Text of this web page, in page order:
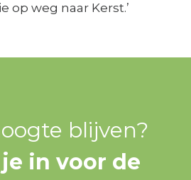
op weg naar Kerst.’
blijven?
in voor de